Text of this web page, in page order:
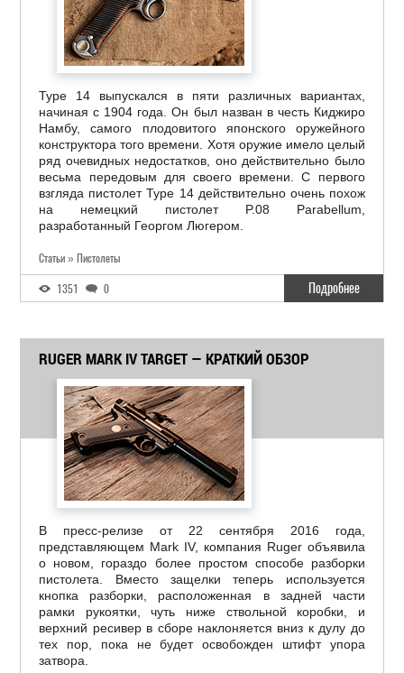
Type 14 выпускался в пяти различных вариантах,
начиная с 1904 года. Он был назван в честь Киджиро
Намбу, самого плодовитого японского оружейного
конструктора того времени. Хотя оружие имело целый
ряд очевидных недостатков, оно действительно было
весьма передовым для своего времени. С первого
взгляда пистолет Type 14 действительно очень похож
на немецкий пистолет P.08 Parabellum,
разработанный Георгом Люгером.
Статьи » Пистолеты
1351 0 Подробнее
RUGER MARK IV TARGET — КРАТКИЙ ОБЗОР
В пресс-релизе от 22 сентября 2016 года,
представляющем Mark IV, компания Ruger объявила
о новом, гораздо более простом способе разборки
пистолета. Вместо защелки теперь используется
кнопка разборки, расположенная в задней части
рамки рукоятки, чуть ниже ствольной коробки, и
верхний ресивер в сборе наклоняется вниз к дулу до
тех пор, пока не будет освобожден штифт упора
затвора.